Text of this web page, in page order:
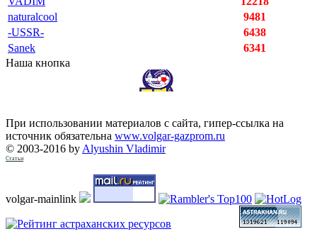
naturalcool
9481
-USSR-
6438
Sanek
6341
Наша кнопка
При использовании материалов с сайта, гипер-ссылка на
источник обязательна www.volgar-gazprom.ru
© 2003-2016 by Alyushin Vladimir
Статьи
volgar-mainlink